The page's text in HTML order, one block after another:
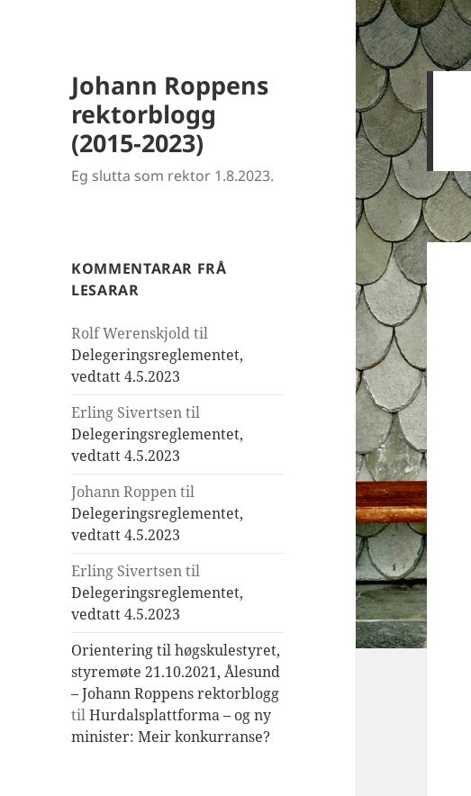
Johann Roppens
rektorblogg
(2015-2023)
Eg slutta som rektor 1.8.2023.
KOMMENTARAR FRÅ
LESARAR
Rolf Werenskjoldtil
Delegeringsreglementet,
vedtatt 4.5.2023
Erling Sivertsentil
Delegeringsreglementet,
vedtatt 4.5.2023
Johann Roppentil
Delegeringsreglementet,
vedtatt 4.5.2023
Erling Sivertsentil
Delegeringsreglementet,
vedtatt 4.5.2023
Orientering til høgskulestyret,
styremøte 21.10.2021, Ålesund
– Johann Roppens rektorblogg
tilHurdalsplattforma – og ny
minister: Meir konkurranse?